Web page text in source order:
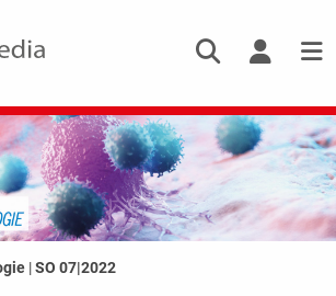
|SO 07|2022